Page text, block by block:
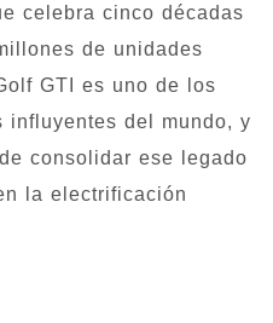
celebra cinco décadas
de unidades
GTI es uno de los
influyentes del mundo, y
consolidar ese legado
la electrificación